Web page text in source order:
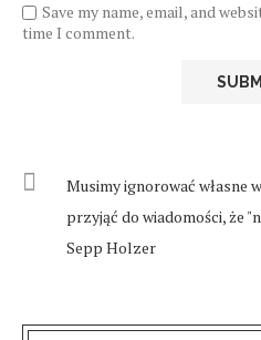
Save my name, email, and
time I comment.
Musimy ignorować własne
przyjąć do wiadomości, że
Sepp Holzer